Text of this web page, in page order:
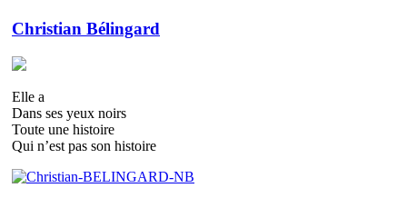
Christian Bélingard
Elle a
Dans ses yeux noirs
Toute une histoire
Qui n’est pas son histoire